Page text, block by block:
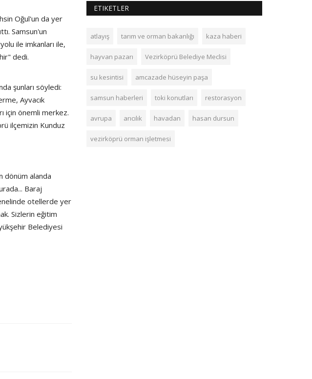
Oğul'un da yer
Samsun'un
ile imkanları ile,
dedi.
şunları söyledi:
Ayvacık
için önemli merkez.
ilçemizin Kunduz
dönüm alanda
Baraj
otellerde yer
Sizlerin eğitim
Belediyesi
ETIKETLER
atlayış tarım ve orman bakanlığı kaza haberi
hayvan pazarı Vezirköprü Belediye Meclisi
su kesintisi amcazade hüseyin paşa
samsun haberleri toki konutları restorasyon
avrupa arıcılık havadan hasan dursun
vezirköprü orman işletmesi